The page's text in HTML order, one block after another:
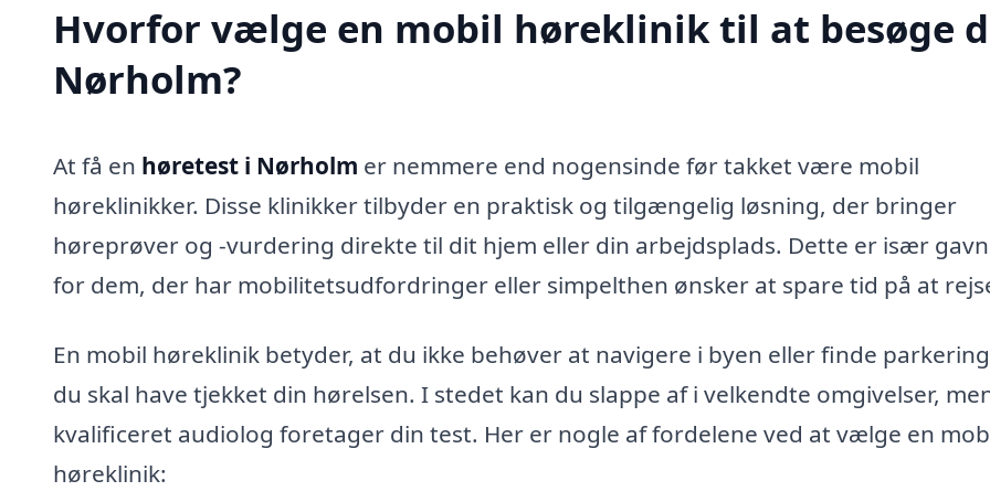
Hvorfor vælge en mobil høreklinik til at besøge
Nørholm?
At få en høretest i Nørholm er nemmere end nogensinde før takket være mobil
høreklinikker. Disse klinikker tilbyder en praktisk og tilgængelig løsning, der bringer
høreprøver og -vurdering direkte til dit hjem eller din arbejdsplads. Dette er især
for dem, der har mobilitetsudfordringer eller simpelthen ønsker at spare tid på at
En mobil høreklinik betyder, at du ikke behøver at navigere i byen eller finde
du skal have tjekket din hørelsen. I stedet kan du slappe af i velkendte omgivelser,
kvalificeret audiolog foretager din test. Her er nogle af fordelene ved at vælge en
høreklinik: